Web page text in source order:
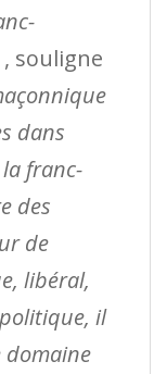
, souligne
dans
la franc-
des
de
libéral,
il
domaine